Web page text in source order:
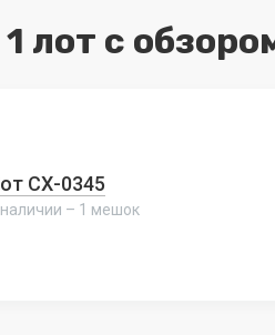
лот с
СХ-0345
– 1 мешок